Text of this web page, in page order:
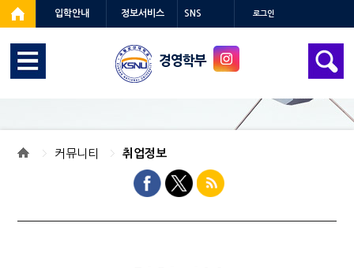
입학안내 정보서비스 SNS 로그인
경영학부
커뮤니티 취업정보